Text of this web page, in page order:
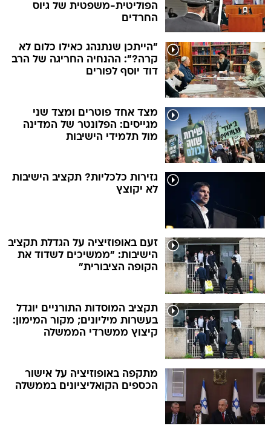
הפוליטית-משפטית של גיוס
החרדים
"הייתכן שנתנהג כאילו כלום לא
קרה?": ההנחיה החריגה של הרב
דוד יוסף לפורים
מצד אחד פוטרים ומצד שני
מגייסים: הפלונטר של המדינה
מול תלמידי הישיבות
גזירות כלכליות? תקציב הישיבות
לא יקוצץ
זעם באופוזיציה על הגדלת תקציב
הישיבות: "ממשיכים לשדוד את
הקופה הציבורית"
תקציב המוסדות התורניים יוגדל
בעשרות מיליונים; מקור המימון:
קיצוץ ממשרדי הממשלה
מתקפה באופוזיציה על אישור
הכספים הקואליציונים בממשלה